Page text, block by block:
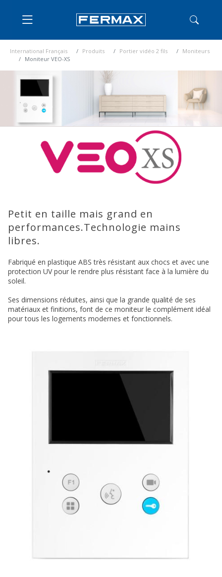
International Français Produits Portier vidéo 2 fils
Moniteurs
Moniteur VEO-XS
Petit en taille mais grand en
performances.Technologie mains
libres.
Fabriqué en plastique ABS très résistant aux chocs et avec une
protection UV pour le rendre plus résistant face à la lumière du
soleil.
Ses dimensions réduites, ainsi que la grande qualité de ses
matériaux et finitions, font de ce moniteur le complément idéal
pour tous les logements modernes et fonctionnels.